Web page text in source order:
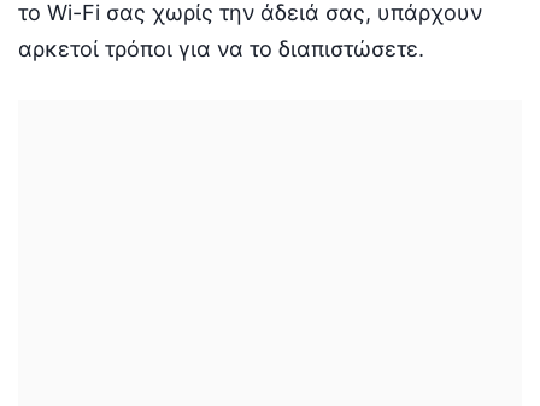
το Wi-Fi σας χωρίς την άδειά σας, υπάρχουν
αρκετοί τρόποι για να το διαπιστώσετε.